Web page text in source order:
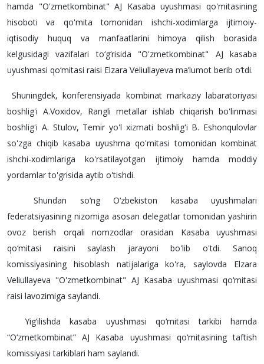
hamda "O'zmetkombinat" AJ Kasaba uyushmasi qo'mitasining
hisoboti va qo'mita tomonidan ishchi-xodimlarga ijtimoiy-
iqtisodiy huquq va manfaatlarini himoya qilish borasida
kelgusidagi vazifalari to‘g‘risida "O'zmetkombinat" AJ kasaba
uyushmasi qo‘mitasi raisi Elzara Veliullayeva ma’lumot berib o‘tdi.
Shuningdek, konferensiyada kombinat markaziy labaratoriyasi
boshlig'i A.Voxidov, Rangli metallar ishlab chiqarish bo'linmasi
boshlig'i A. Stulov, Temir yo'l xizmati boshlig'i B. Eshonqulovlar
so'zga chiqib kasaba uyushma qo'mitasi tomonidan kombinat
ishchi-xodimlariga ko'rsatilayotgan ijtimoiy hamda moddiy
yordamlar to'grisida aytib o'tishdi.
Shundan so‘ng O‘zbekiston kasaba uyushmalari
federatsiyasining nizomiga asosan delegatlar tomonidan yashirin
ovoz berish orqali nomzodlar orasidan Kasaba uyushmasi
qo‘mitasi raisini saylash jarayoni bo'lib o'tdi. Sanoq
komissiyasining hisoblash natijalariga ko'ra, saylovda Elzara
Veliullayeva "O'zmetkombinat" AJ Kasaba uyushmasi qo‘mitasi
raisi lavozimiga saylandi.
Yig‘ilishda kasaba uyushmasi qo‘mitasi tarkibi hamda
“O‘zmetkombinat” AJ Kasaba uyushmasi qo‘mitasining taftish
komissiyasi tarkiblari ham saylandi.